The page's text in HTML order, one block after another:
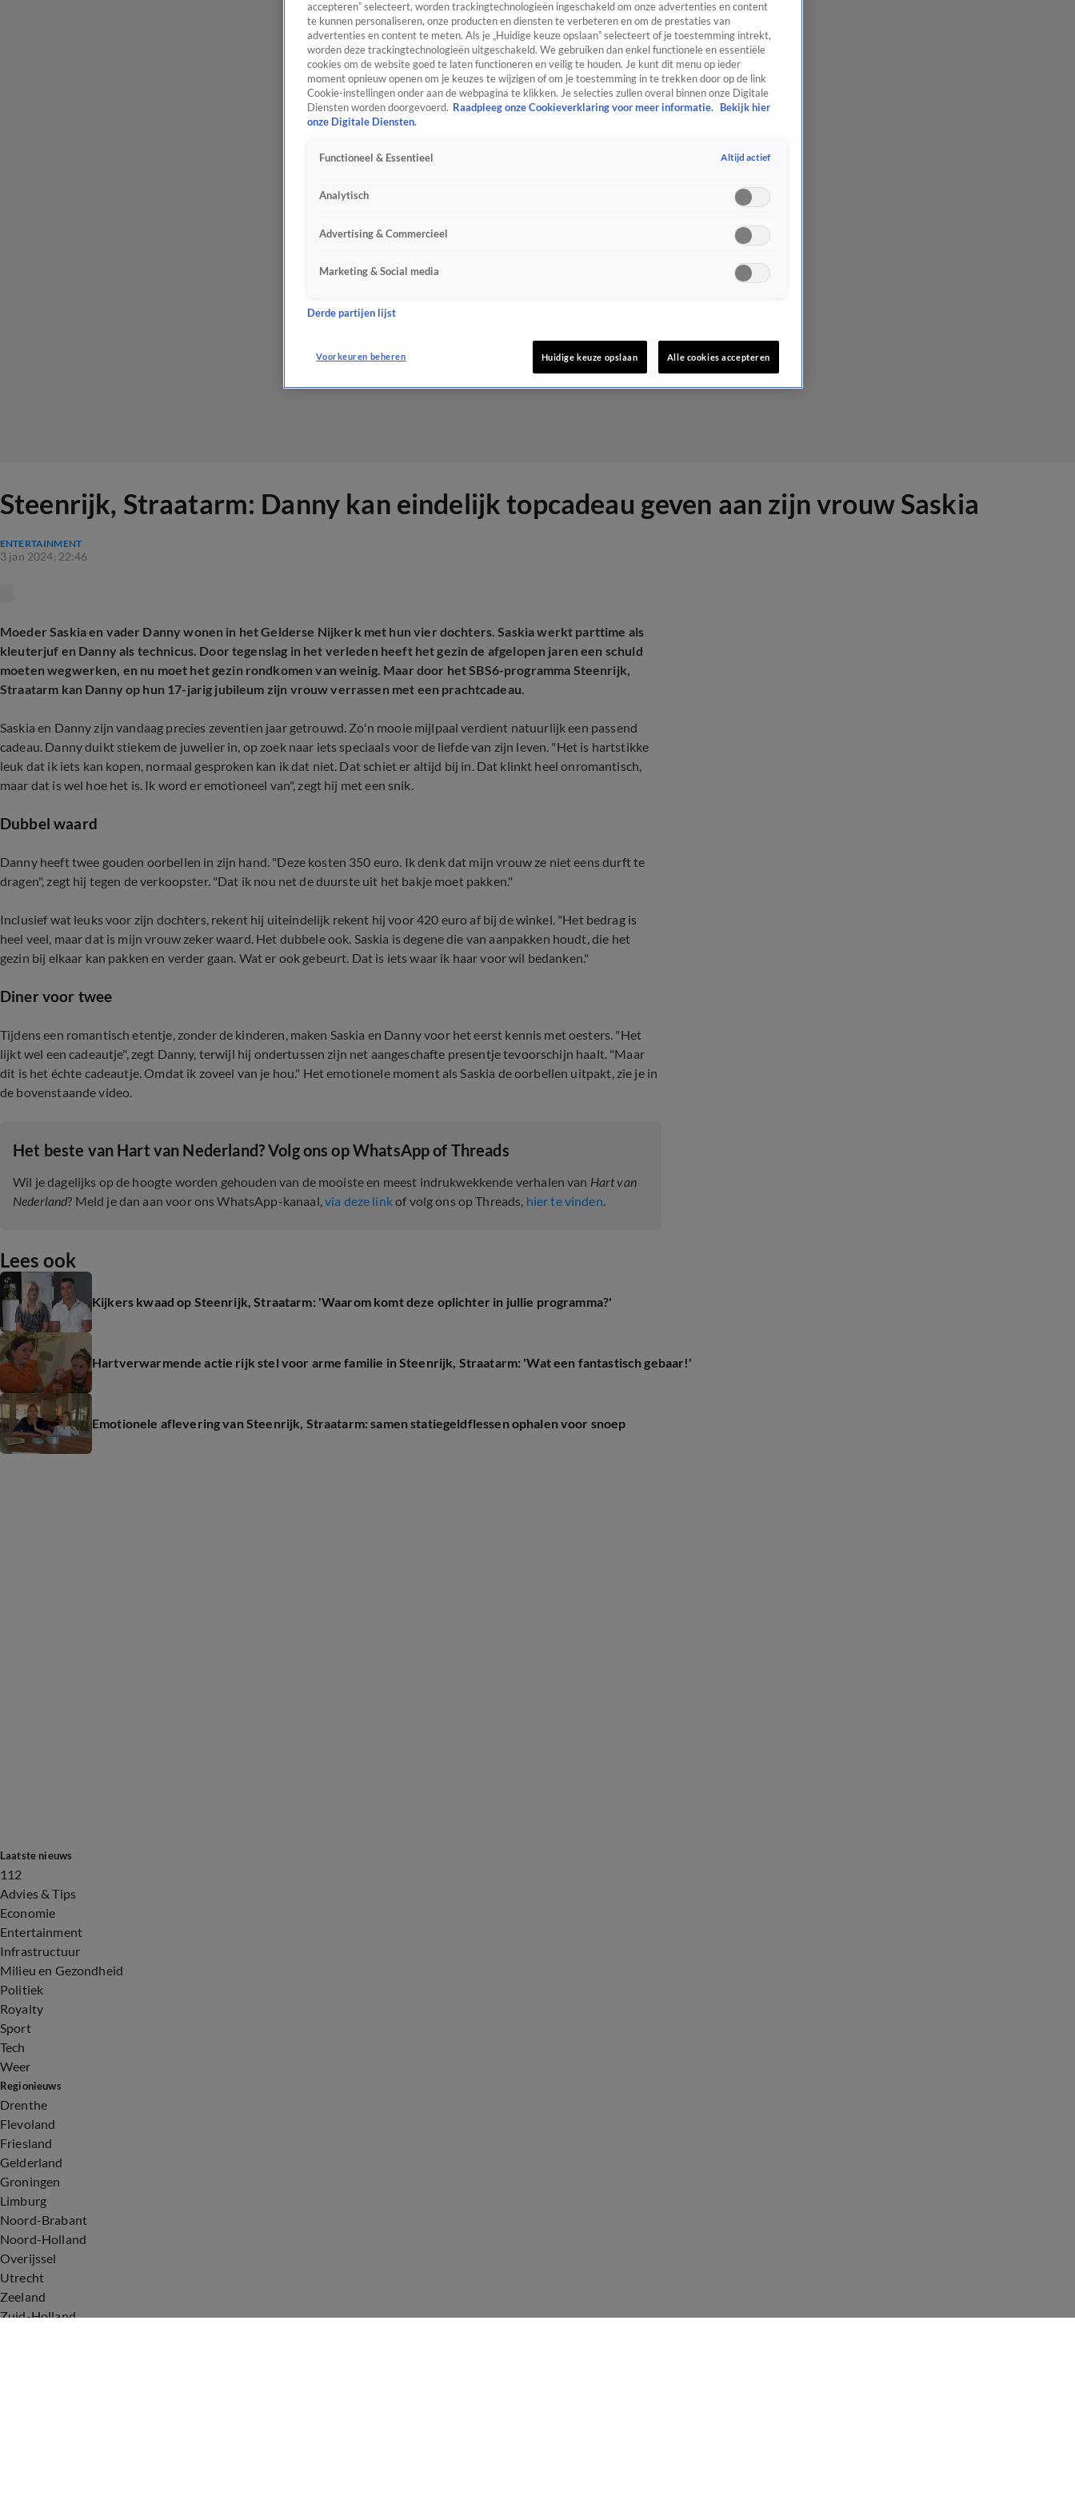
Steenrijk, Straatarm: Danny kan eindelijk topcadeau geven aan zijn vrouw Saskia
ENTERTAINMENT
3 jan 2024, 22:46
Moeder Saskia en vader Danny wonen in het Gelderse Nijkerk met hun vier dochters. Saskia werkt parttime als
kleuterjuf en Danny als technicus. Door tegenslag in het verleden heeft het gezin de afgelopen jaren een schuld
moeten wegwerken, en nu moet het gezin rondkomen van weinig. Maar door het SBS6-programma Steenrijk,
Straatarm kan Danny op hun 17-jarig jubileum zijn vrouw verrassen met een prachtcadeau.
Saskia en Danny zijn vandaag precies zeventien jaar getrouwd. Zo'n mooie mijlpaal verdient natuurlijk een passend
cadeau. Danny duikt stiekem de juwelier in, op zoek naar iets speciaals voor de liefde van zijn leven. "Het is hartstikke
leuk dat ik iets kan kopen, normaal gesproken kan ik dat niet. Dat schiet er altijd bij in. Dat klinkt heel onromantisch,
maar dat is wel hoe het is. Ik word er emotioneel van", zegt hij met een snik.
Dubbel waard
Danny heeft twee gouden oorbellen in zijn hand. "Deze kosten 350 euro. Ik denk dat mijn vrouw ze niet eens durft te
dragen", zegt hij tegen de verkoopster. "Dat ik nou net de duurste uit het bakje moet pakken."
Inclusief wat leuks voor zijn dochters, rekent hij uiteindelijk rekent hij voor 420 euro af bij de winkel. "Het bedrag is
heel veel, maar dat is mijn vrouw zeker waard. Het dubbele ook. Saskia is degene die van aanpakken houdt, die het
gezin bij elkaar kan pakken en verder gaan. Wat er ook gebeurt. Dat is iets waar ik haar voor wil bedanken."
Diner voor twee
Tijdens een romantisch etentje, zonder de kinderen, maken Saskia en Danny voor het eerst kennis met oesters. "Het
lijkt wel een cadeautje", zegt Danny, terwijl hij ondertussen zijn net aangeschafte presentje tevoorschijn haalt. "Maar
dit is het échte cadeautje. Omdat ik zoveel van je hou." Het emotionele moment als Saskia de oorbellen uitpakt, zie je in
de bovenstaande video.
Het beste van Hart van Nederland? Volg ons op WhatsApp of Threads
Wil je dagelijks op de hoogte worden gehouden van de mooiste en meest indrukwekkende verhalen van Hart van
Nederland? Meld je dan aan voor ons WhatsApp-kanaal,via deze linkof volg ons op Threads, hier te vinden.
Lees ook
Kijkers kwaad op Steenrijk, Straatarm: 'Waarom komt deze oplichter in jullie programma?'
Hartverwarmende actie rijk stel voor arme familie in Steenrijk, Straatarm: 'Wat een fantastisch gebaar!'
Emotionele aflevering van Steenrijk, Straatarm: samen statiegeldflessen ophalen voor snoep
Laatste nieuws
112
Advies & Tips
Economie
Entertainment
Infrastructuur
Milieu en Gezondheid
Politiek
Royalty
Sport
Tech
Weer
Regionieuws
Drenthe
Flevoland
Friesland
Gelderland
Groningen
Limburg
Noord-Brabant
Noord-Holland
Overijssel
Utrecht
Zeeland
Zuid-Holland
accepteren” selecteert, worden trackingtechnologieën ingeschakeld om onze advertenties en content
te kunnen personaliseren, onze producten en diensten te verbeteren en om de prestaties van
advertenties en content te meten. Als je „Huidige keuze opslaan” selecteert of je toestemming intrekt,
worden deze trackingtechnologieën uitgeschakeld. We gebruiken dan enkel functionele en essentiële
cookies om de website goed te laten functioneren en veilig te houden. Je kunt dit menu op ieder
moment opnieuw openen om je keuzes te wijzigen of om je toestemming in te trekken door op de link
Cookie-instellingen onder aan de webpagina te klikken. Je selecties zullen overal binnen onze Digitale
Diensten worden doorgevoerd. Raadpleeg onze Cookieverklaring voor meer informatie. Bekijk hier
onze Digitale Diensten.
Functioneel & Essentieel Altijd actief
Analytisch
Advertising & Commercieel
Marketing & Social media
Derde partijen lijst
Voorkeuren beheren Huidige keuze opslaan Alle cookies accepteren